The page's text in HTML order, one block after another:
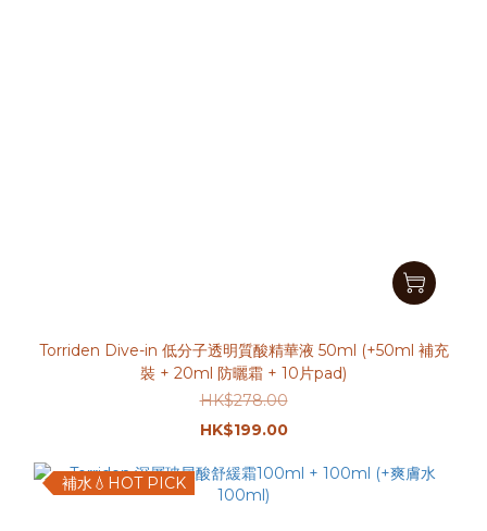
Torriden Dive-in 低分子透明質酸精華液 50ml (+50ml 補充
裝 + 20ml 防曬霜 + 10片pad)
HK$278.00
HK$199.00
補水💧HOT PICK